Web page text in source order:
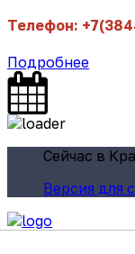
Телефон:
Подробнее
Сейчас в
Версия для